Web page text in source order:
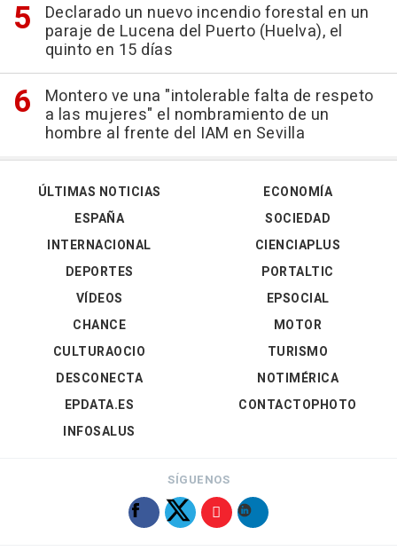
Declarado un nuevo incendio forestal en un
paraje de Lucena del Puerto (Huelva), el
quinto en 15 días
Montero ve una "intolerable falta de respeto
a las mujeres" el nombramiento de un
hombre al frente del IAM en Sevilla
ÚLTIMAS NOTICIAS
ESPAÑA
INTERNACIONAL
DEPORTES
VÍDEOS
ECONOMÍA
SOCIEDAD
CIENCIAPLUS
PORTALTIC
EPSOCIAL
CHANCE
CULTURAOCIO
DESCONECTA
EPDATA.ES
INFOSALUS
MOTOR
TURISMO
NOTIMÉRICA
CONTACTOPHOTO
SÍGUENOS